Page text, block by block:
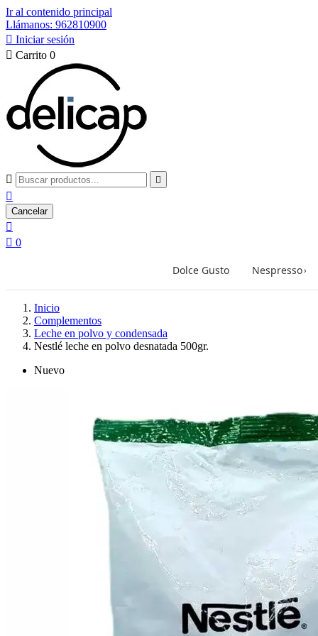
Ir al contenido principal
Llámanos: 962810900
 Iniciar sesión
 Carrito 0
 

Cancelar

 0
Dolce Gusto Nespresso›
Inicio
Complementos
Leche en polvo y condensada
Nestlé leche en polvo desnatada 500gr.
Nuevo